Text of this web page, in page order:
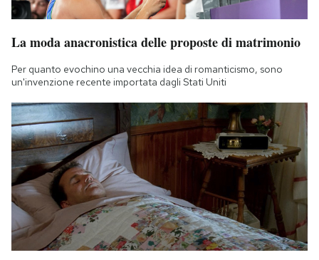
La moda anacronistica delle proposte di matrimonio
Per quanto evochino una vecchia idea di romanticismo, sono
un'invenzione recente importata dagli Stati Uniti